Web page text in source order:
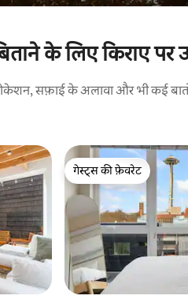
के लिए किराए
सफ़ाई के अलावा और भी कई
गेस्ट्स की फ़ेवरेट
गेस्ट्स की फ़ेवरेट